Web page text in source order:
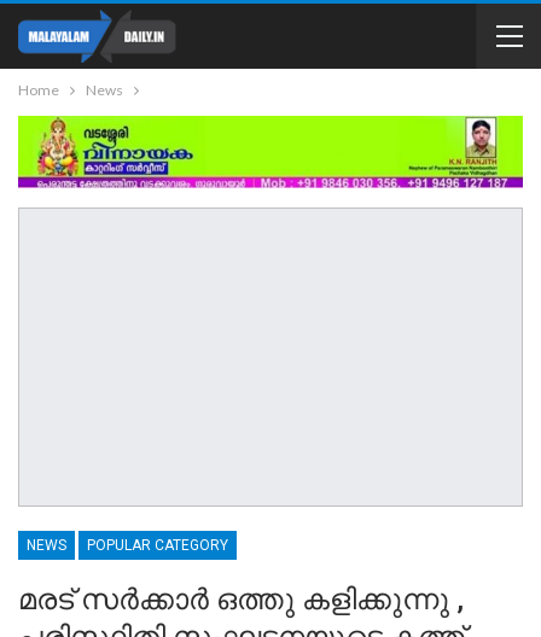
Home News
NEWS POPULAR CATEGORY
മരട് സർക്കാർ ഒത്തു കളിക്കുന്നു ,